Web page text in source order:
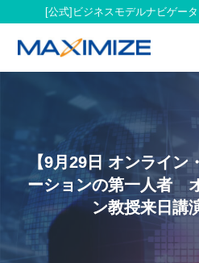
[公式]ビジネスモデルナビゲー
【9月29日 オンライン
ーションの第一人者
ン教授来日講